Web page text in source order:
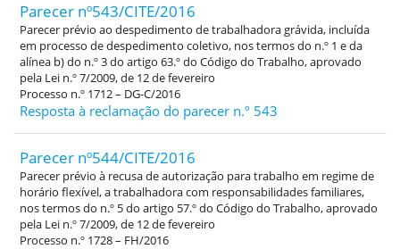
Parecer nº543/CITE/2016
Parecer prévio ao despedimento de trabalhadora grávida, incluída
em processo de despedimento coletivo, nos termos do n.º 1 e da
alínea b) do n.º 3 do artigo 63.º do Código do Trabalho, aprovado
pela Lei n.º 7/2009, de 12 de fevereiro
Processo n.º 1712 – DG-C/2016
Resposta à reclamação do parecer n.º 543
Parecer nº544/CITE/2016
Parecer prévio à recusa de autorização para trabalho em regime de
horário flexível, a trabalhadora com responsabilidades familiares,
nos termos do n.º 5 do artigo 57.º do Código do Trabalho, aprovado
pela Lei n.º 7/2009, de 12 de fevereiro
Processo n.º 1728 – FH/2016